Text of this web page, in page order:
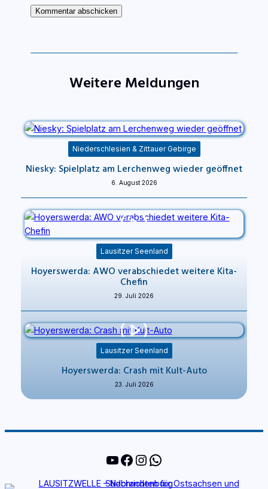
Weitere Meldungen
Niederschlesien & Zittauer Gebirge
Niesky: Spielplatz am Lerchenweg wieder geöffnet
6. August 2026
Lausitzer Seenland
Hoyerswerda: AWO verabschiedet weitere Kita-
Chefin
29. Juli 2026
Lausitzer Seenland
Hoyerswerda: Crash mit Kult-Auto
23. Juli 2026
YouTube
Facebook
Instagram
WhatsApp